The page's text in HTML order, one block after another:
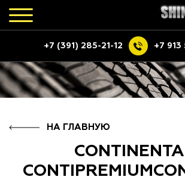
+7 (391) 285-21-12 +7 913
НА ГЛАВНУЮ